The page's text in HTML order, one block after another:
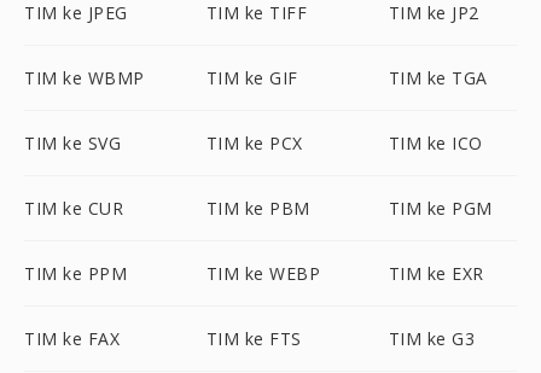
TIM ke JPEG TIM ke TIFF TIM ke JP2
TIM ke WBMP TIM ke GIF TIM ke TGA
TIM ke SVG TIM ke PCX TIM ke ICO
TIM ke CUR TIM ke PBM TIM ke PGM
TIM ke PPM TIM ke WEBP TIM ke EXR
TIM ke FAX TIM ke FTS TIM ke G3